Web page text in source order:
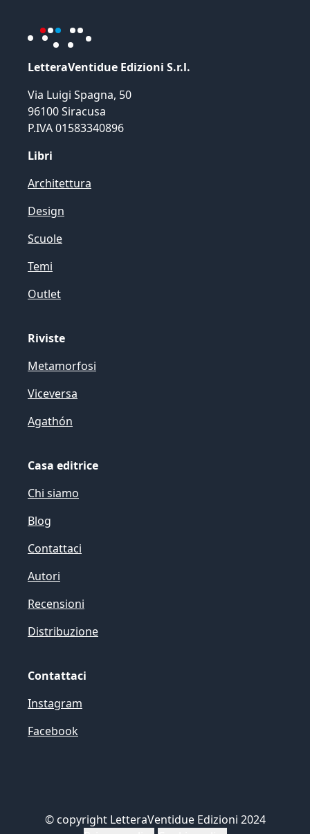
LetteraVentidue Edizioni S.r.l.
Via Luigi Spagna, 50
96100 Siracusa
P.IVA 01583340896
Libri
Architettura
Design
Scuole
Temi
Outlet
Riviste
Metamorfosi
Viceversa
Agathón
Casa editrice
Chi siamo
Blog
Contattaci
Autori
Recensioni
Distribuzione
Contattaci
Instagram
Facebook
© copyright LetteraVentidue Edizioni 2024